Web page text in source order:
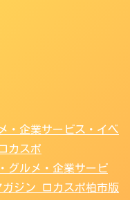
・企業サービス・イベ
カスポ
グルメ・企業サービ
ガジン ロカスポ柏市版